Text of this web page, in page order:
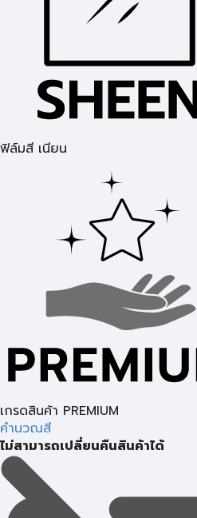
ฟิล์มสี เนียน
เกรดสินค้า PREMIUM
คำนวณสี
ไม่สามารถเปลี่ยนคืนสินค้าได้